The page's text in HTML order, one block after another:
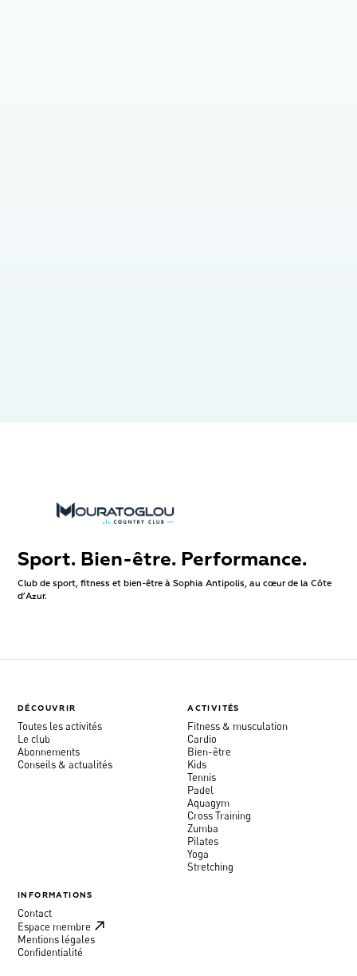
Sport. Bien-être. Performance.
Club de sport, fitness et bien-être à Sophia Antipolis, au cœur de la Côte
d’Azur.
DÉCOUVRIR
Toutes les activités
Le club
Abonnements
Conseils & actualités
ACTIVITÉS
Fitness & musculation
Cardio
Bien-être
Kids
Tennis
Padel
Aquagym
Cross Training
Zumba
Pilates
Yoga
Stretching
INFORMATIONS
Contact
Espace membre
Mentions légales
Confidentialité